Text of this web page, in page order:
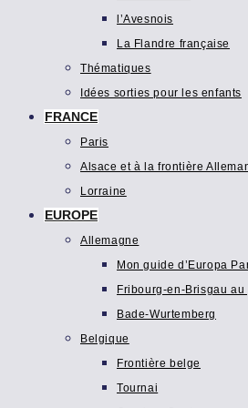
l’Avesnois
La Flandre française
Thématiques
Idées sorties pour les enfants
FRANCE
Paris
Alsace et à la frontière
Lorraine
EUROPE
Allemagne
Mon guide d’Europa
Fribourg-en-Brisgau
Bade-Wurtemberg
Belgique
Frontière belge
Tournai